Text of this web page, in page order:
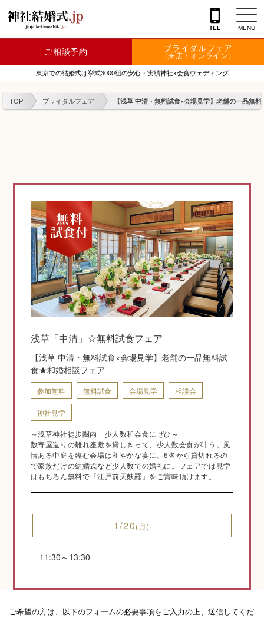
TEL MENU
神社を探す
会場を探す
衣裳
特典
フォトプラン
TOKIWAKEプラン
相談カウンター
神社結婚式のいろいろ
神前式とは
ご相談予約 ブライダルフェア
（来店・オンライン）
東京での結婚式は挙式3000組の安心・実績神社x会食ウェディング
TOP ブライダルフェア 【浅草 中清・無料試食×会場見学】老舗の一品無
浅草「中清」☆無料試食フェア
【浅草 中清・無料試食×会場見学】老舗の一品無料試
食★和婚相談フェア
参加無料 無料試食 会場見学 相談会
神社見学
～浅草神社徒歩圏内 少人数和会食にぜひ～
数寄屋造りの離れ座敷を貸しきって、少人数会食が叶う。風
情ある中庭を臨む会場は和やかな宴に。6名から貸切れるの
で家族だけの結婚式など少人数での婚礼に。フェアでは見学
はもちろん無料で『江戸前天麩羅』をご賞味頂けます。
1/20(月)
11:30～13:30